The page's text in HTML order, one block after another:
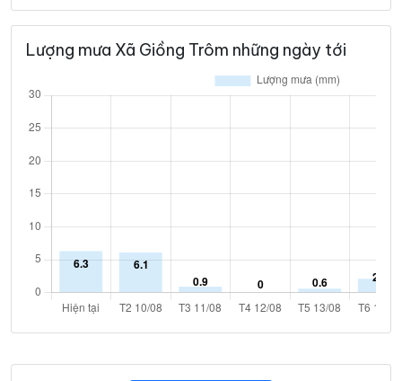
Lượng mưa Xã Giồng Trôm những ngày tới